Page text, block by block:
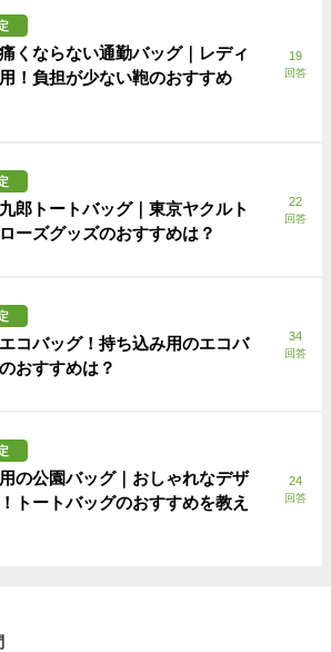
くならない通勤バッグ｜レディ
！負担が少ない鞄のおすすめ
19
回答
郎トートバッグ｜東京ヤクルト
ーズグッズのおすすめは？
22
回答
コバッグ！持ち込み用のエコバ
おすすめは？
34
回答
の公園バッグ｜おしゃれなデザ
トートバッグのおすすめを教え
24
回答